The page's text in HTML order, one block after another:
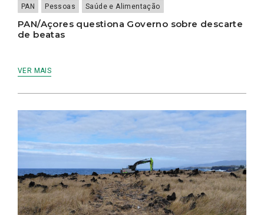
PAN
Pessoas Saúde e Alimentação
PAN/Açores questiona Governo sobre descarte
de beatas
VER MAIS